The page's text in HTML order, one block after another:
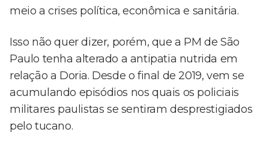
meio a crises política, econômica e sanitária.
Isso não quer dizer, porém, que a PM de São
Paulo tenha alterado a antipatia nutrida em
relação a Doria. Desde o final de 2019, vem se
acumulando episódios nos quais os policiais
militares paulistas se sentiram desprestigiados
pelo tucano.